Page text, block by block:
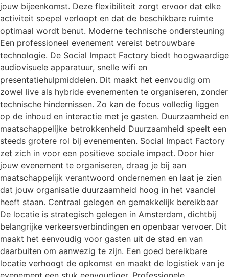
jouw bijeenkomst. Deze flexibiliteit zorgt ervoor dat elke
activiteit soepel verloopt en dat de beschikbare ruimte
optimaal wordt benut. Moderne technische ondersteuning
Een professioneel evenement vereist betrouwbare
technologie. De Social Impact Factory biedt hoogwaardige
audiovisuele apparatuur, snelle wifi en
presentatiehulpmiddelen. Dit maakt het eenvoudig om
zowel live als hybride evenementen te organiseren, zonder
technische hindernissen. Zo kan de focus volledig liggen
op de inhoud en interactie met je gasten. Duurzaamheid en
maatschappelijke betrokkenheid Duurzaamheid speelt een
steeds grotere rol bij evenementen. Social Impact Factory
zet zich in voor een positieve sociale impact. Door hier
jouw evenement te organiseren, draag je bij aan
maatschappelijk verantwoord ondernemen en laat je zien
dat jouw organisatie duurzaamheid hoog in het vaandel
heeft staan. Centraal gelegen en gemakkelijk bereikbaar
De locatie is strategisch gelegen in Amsterdam, dichtbij
belangrijke verkeersverbindingen en openbaar vervoer. Dit
maakt het eenvoudig voor gasten uit de stad en van
daarbuiten om aanwezig te zijn. Een goed bereikbare
locatie verhoogt de opkomst en maakt de logistiek van je